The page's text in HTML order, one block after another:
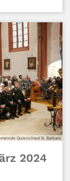
Quierschied St. Barbara
2024